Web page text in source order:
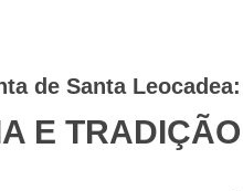
de Santa Leocadea:
E TRADIÇÃO